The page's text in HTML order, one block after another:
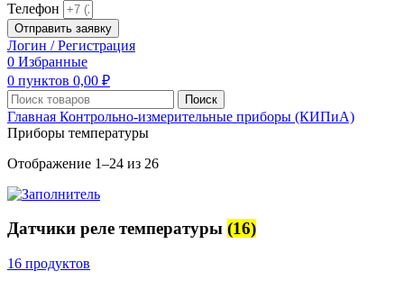
Телефон
Отправить заявку
Логин / Регистрация
0 Избранные
0 пунктов 0,00 ₽
Поиск
Главная Контрольно-измерительные приборы (КИПиА)
Приборы температуры
Отображение 1–24 из 26
Датчики реле температуры (16)
16 продуктов